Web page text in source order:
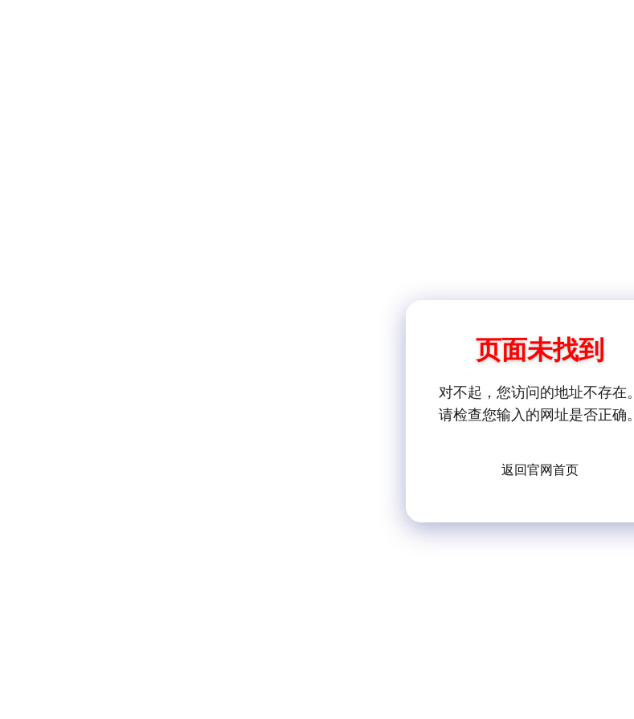
页面未找到
对不起，您访问的地址不存在。
请检查您输入的网址是否正确。
返回官网首页